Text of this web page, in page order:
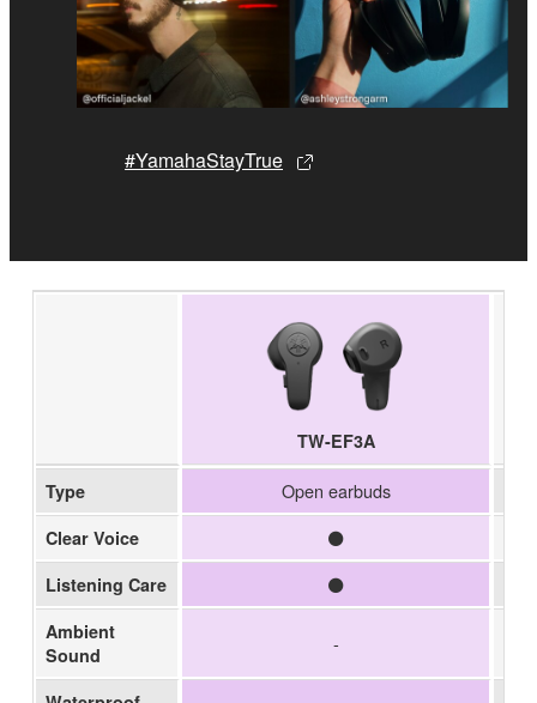
#YamahaStayTrue
TW-EF3A
Type Open earbuds
Clear Voice
Listening Care
Ambient
Sound
-